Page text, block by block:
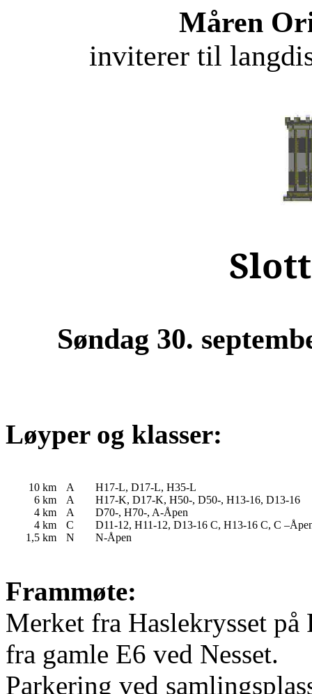
Måren
inviterer til
Søndag 30.
Løyper og klasser:
10 km A
H17-L, D17-L, H35-L
6 km
A
H17-K, D17-K, H50-, D50-, H13-16, D13-16
4 km
A
D70-, H70-, A-Åpen
4 km
C
D11-12, H11-12, D13-16 C, H13-16 C, C
1,5 km
N N-Åpen
Frammøte:
Merket fra Haslekrysset
fra gamle E6 ved Nesset.
Parkering ved